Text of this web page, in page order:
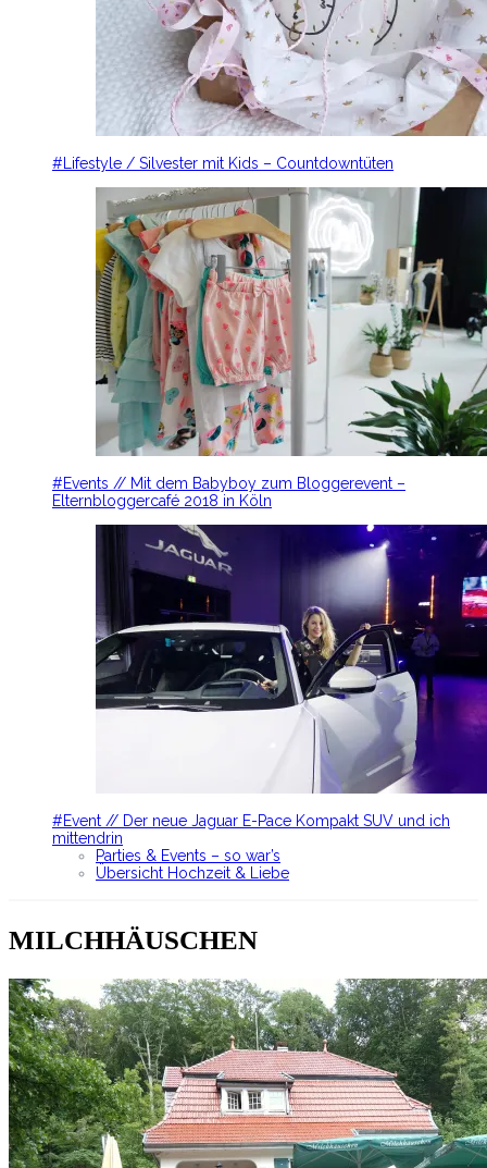
#Lifestyle / Silvester mit Kids – Countdowntüten
#Events // Mit dem Babyboy zum Bloggerevent –
Elternbloggercafé 2018 in Köln
#Event // Der neue Jaguar E-Pace Kompakt SUV und ich
mittendrin
Parties & Events – so war’s
Übersicht Hochzeit & Liebe
MILCHHÄUSCHEN